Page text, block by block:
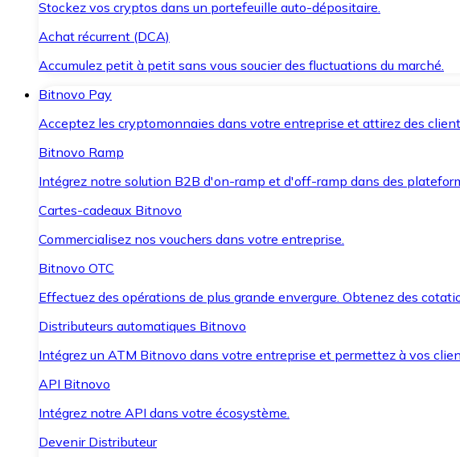
Stockez vos cryptos dans un portefeuille auto-dépositaire.
Achat récurrent (DCA)
Accumulez petit à petit sans vous soucier des fluctuations du marché.
Bitnovo Pay
Acceptez les cryptomonnaies dans votre entreprise et attirez des
Bitnovo Ramp
Intégrez notre solution B2B d'on-ramp et d'off-ramp dans des
Cartes-cadeaux Bitnovo
Commercialisez nos vouchers dans votre entreprise.
Bitnovo OTC
Effectuez des opérations de plus grande envergure. Obtenez des
Distributeurs automatiques Bitnovo
Intégrez un ATM Bitnovo dans votre entreprise et permettez à vos
API Bitnovo
Intégrez notre API dans votre écosystème.
Devenir Distributeur